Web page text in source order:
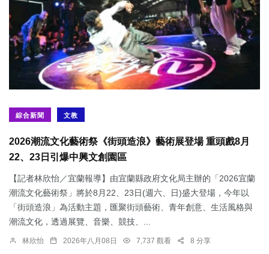
綜合新聞 文教
2026潮流文化藝術祭《街頭造浪》藝術展登場 重頭戲8月
22、23日引爆中興文創園區
【記者林欣怡／宜蘭報導】由宜蘭縣政府文化局主辦的「2026宜蘭
潮流文化藝術祭」將於8月22、23日(週六、日)盛大登場，今年以
「街頭造浪」為活動主題，匯聚街頭藝術、青年創意、生活風格與
潮流文化，透過展覽、音樂、競技、...
林欣怡 2026年八月08日 7,737 觀看 8 分享